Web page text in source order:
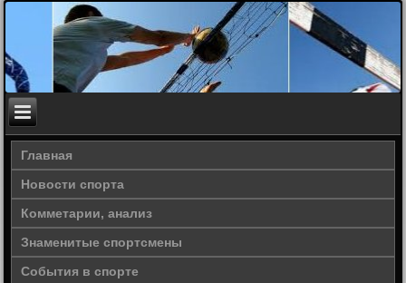
Главная
Новости спорта
Комметарии, анализ
Знаменитые спортсмены
События в спорте